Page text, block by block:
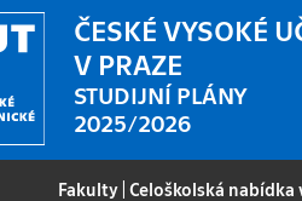
ČESKÉ VYSOKÉ
V PRAZE
STUDIJNÍ PLÁNY
2025/2026
Fakulty |Celoškolská